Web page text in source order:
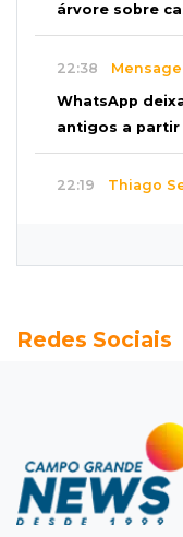
árvore sobre
22:38
WhatsApp
antigos a
22:19 Thiago
Semana vai
Flagrante
Motorista
retrovisor e
Redes Sociais